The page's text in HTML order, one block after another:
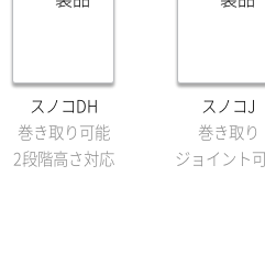
スノコDH
巻き取り可能
2段階高さ対応
スノコJ
巻き取り
ジョイント